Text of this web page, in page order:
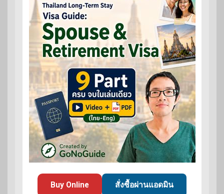
Buy Online สั่งซื้อผ่านแอดมิน